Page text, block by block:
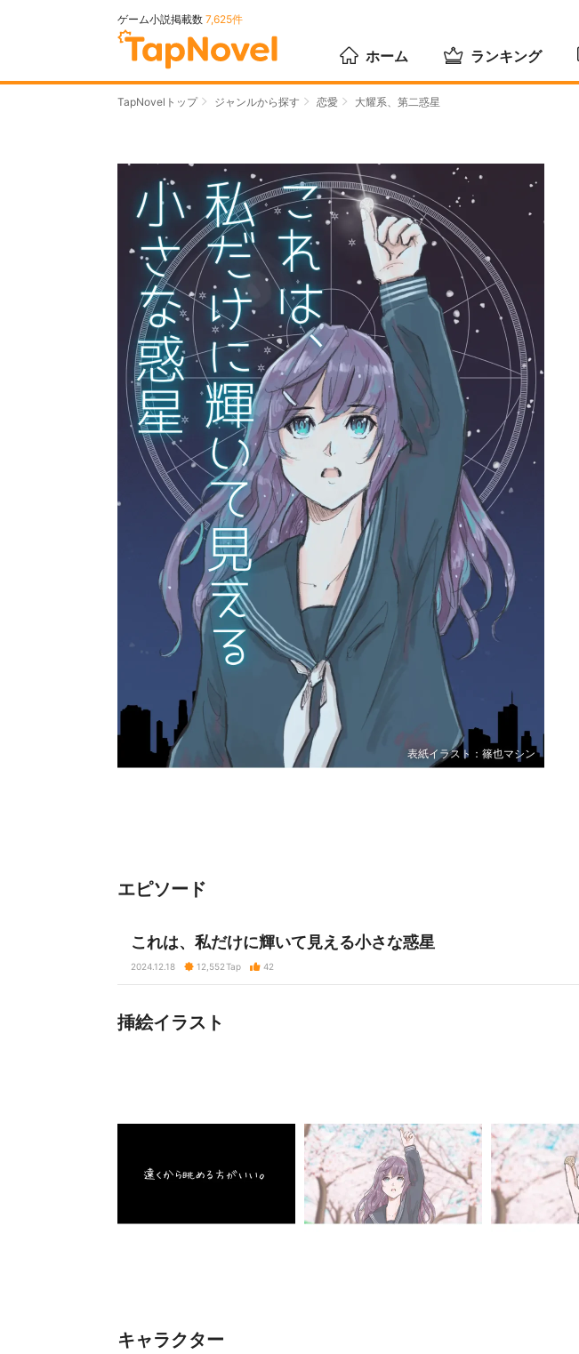
ゲーム小説掲載数 7,625件
ホーム ランキング
TapNovelトップ ジャンルから探す 恋愛 大耀系、第二惑星
表紙イラスト：篠也マシン
エピソード
これは、私だけに輝いて見える小さな惑星
2024.12.18 12,552Tap 42
挿絵イラスト
キャラクター